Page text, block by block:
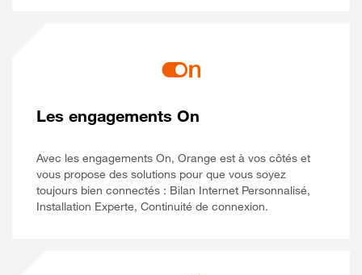
Les engagements On
Avec les engagements On, Orange est à vos côtés et
vous propose des solutions pour que vous soyez
toujours bien connectés : Bilan Internet Personnalisé,
Installation Experte, Continuité de connexion.